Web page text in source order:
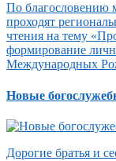
По благословению
проходят
чтения на тему
формирование
Международных
Новые
Дорогие братья и